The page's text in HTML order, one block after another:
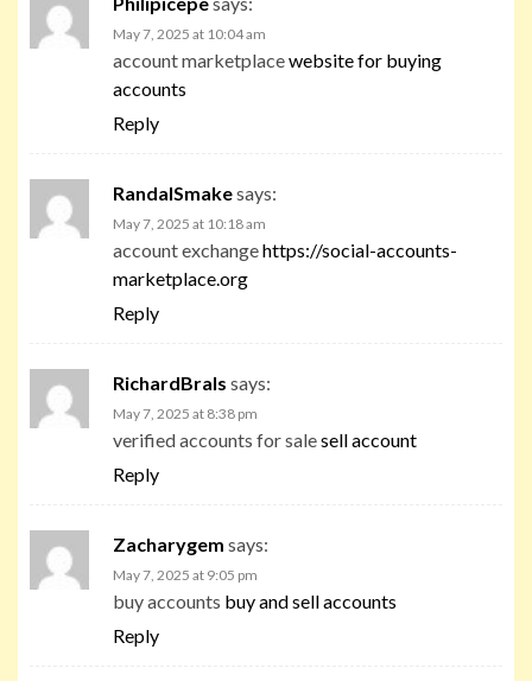
May 7, 2025 at 10:04 am
account marketplacewebsite for buying
accounts
Reply
RandalSmakesays:
May 7, 2025 at 10:18 am
account exchangehttps://social-accounts-
marketplace.org
Reply
RichardBrals says:
May 7, 2025 at 8:38 pm
verified accounts for salesell account
Reply
Zacharygem says:
May 7, 2025 at 9:05 pm
buy accounts buy and sell accounts
Reply